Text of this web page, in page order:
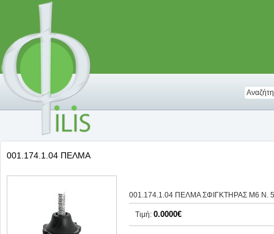
001.174.1.04 ΠΕΛΜΑ
001.174.1.04 ΠΕΛΜΑ ΣΦΙΓΚΤΗΡΑΣ M6 Ν.
Τιμή: 0.0000€